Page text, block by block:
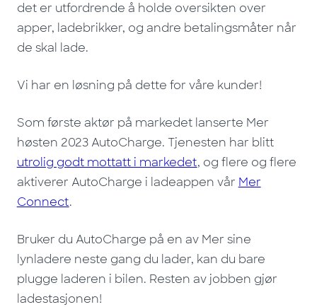
det er utfordrende å holde oversikten over
apper, ladebrikker, og andre betalingsmåter når
de skal lade.
Vi har en løsning på dette for våre kunder!
Som første aktør på markedet lanserte Mer
høsten 2023 AutoCharge. Tjenesten har blitt
utrolig godt mottatt i markedet, og flere og flere
aktiverer AutoCharge i ladeappen vår Mer
Connect.
Bruker du AutoCharge på en av Mer sine
lynladere neste gang du lader, kan du bare
plugge laderen i bilen. Resten av jobben gjør
ladestasjonen!